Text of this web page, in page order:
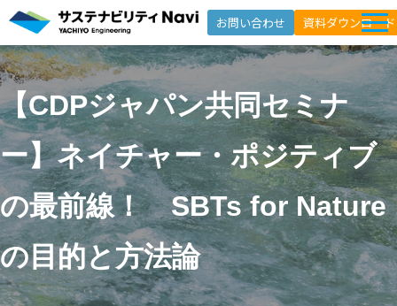
お問い合わせ 資料ダウンロード
サービス一覧
選ばれる理由
支援事例
セミナー
インサイト
よくあるご質問
ニュースレター登録
【CDPジャパン共同セミナ
ー】ネイチャー・ポジティブ
の最前線！　SBTs for Nature
の目的と方法論